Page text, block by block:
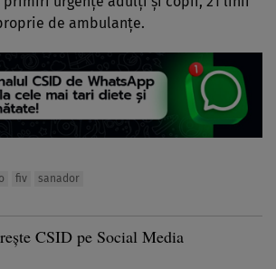
de ambulanțe.
fiv sanador
CSID pe Social Media